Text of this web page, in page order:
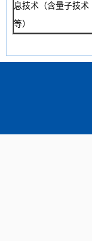
息技术（含量子技术
等）